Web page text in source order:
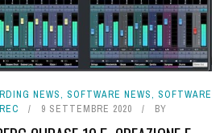
NEWS, SOFTWARE NEWS, SOFTWARE
9 SETTEMBRE 2020 BY